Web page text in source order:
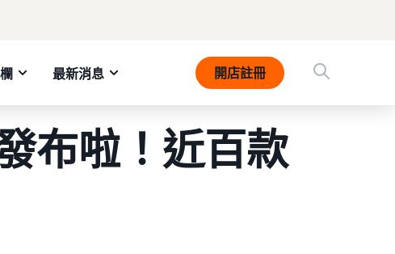
最新消息 開店註冊
布啦！近百款